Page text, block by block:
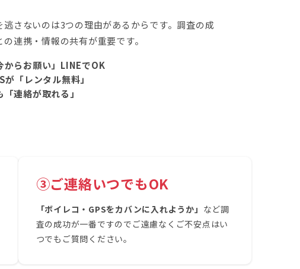
逃さないのは3つの理由があるからです。調査の成
連携・情報の共有が重要です。
からお願い」LINEでOK
「レンタル無料」
連絡が取れる」
③ご連絡いつでもOK
「ボイレコ・GPSをカバンに入れようか」 など調
査の成功が一番ですのでご遠慮なくご不安点はい
つでもご質問ください。